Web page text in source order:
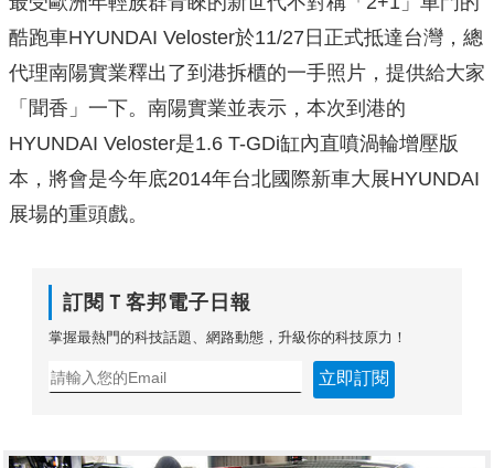
酷跑車HYUNDAI Veloster於11/27日正式抵達台灣，總
代理南陽實業釋出了到港拆櫃的一手照片，提供給大家
「聞香」一下。南陽實業並表示，本次到港的
HYUNDAI Veloster是1.6 T-GDi缸內直噴渦輪增壓版
本，將會是今年底2014年台北國際新車大展HYUNDAI
展場的重頭戲。
訂閱Ｔ客邦電子日報
掌握最熱門的科技話題、網路動態，升級你的科技原力！
立即訂閱